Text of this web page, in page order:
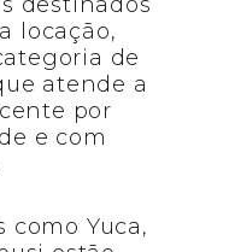
locação,
de
atende a
por
e com
como Yuca,